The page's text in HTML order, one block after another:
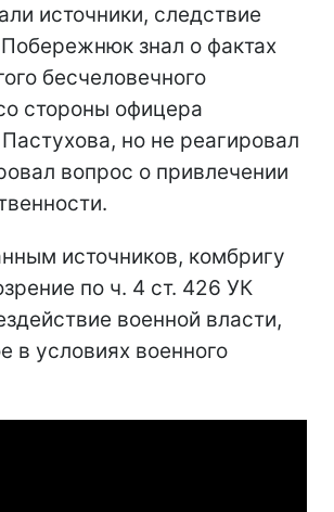
источники, следствие
Побережнюк знал о фактах
бесчеловечного
стороны офицера
но не реагировал
вопрос о привлечении
источников, комбригу
по ч. 4 ст. 426 УК
военной власти,
в условиях военного